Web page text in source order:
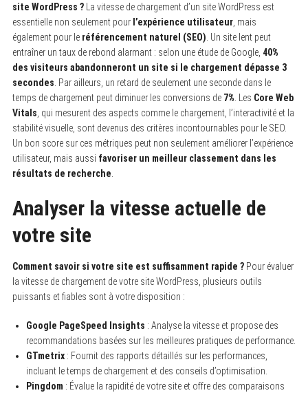
site WordPress ?La vitesse de chargement d’un site WordPress est
essentielle non seulement pour l’expérience utilisateur, mais
également pour le référencement naturel (SEO) . Un site lent peut
entraîner un taux de rebond alarmant : selon une étude de Google, 40%
des visiteurs abandonneront un site si le chargement dépasse 3
secondes . Par ailleurs, un retard de seulement une seconde dans le
temps de chargement peut diminuer les conversions de 7% . Les Core Web
Vitals , qui mesurent des aspects comme le chargement, l’interactivité et la
stabilité visuelle, sont devenus des critères incontournables pour le SEO.
Un bon score sur ces métriques peut non seulement améliorer l’expérience
utilisateur, mais aussi favoriser un meilleur classement dans les
résultats de recherche
Analyser la vitesse actuelle de
votre site
Comment savoir si votre site est suffisamment rapide ?Pour évaluer
la vitesse de chargement de votre site WordPress, plusieurs outils
puissants et fiables sont à votre disposition :
Google PageSpeed Insights : Analyse la vitesse et propose des
recommandations basées sur les meilleures pratiques de performance.
GTmetrix: Fournit des rapports détaillés sur les performances,
incluant le temps de chargement et des conseils d’optimisation.
Pingdom : Évalue la rapidité de votre site et offre des comparaisons